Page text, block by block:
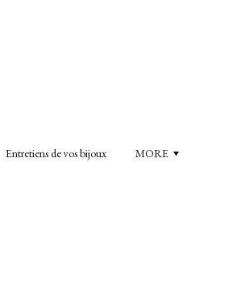
Entretiens de vos bijoux MORE